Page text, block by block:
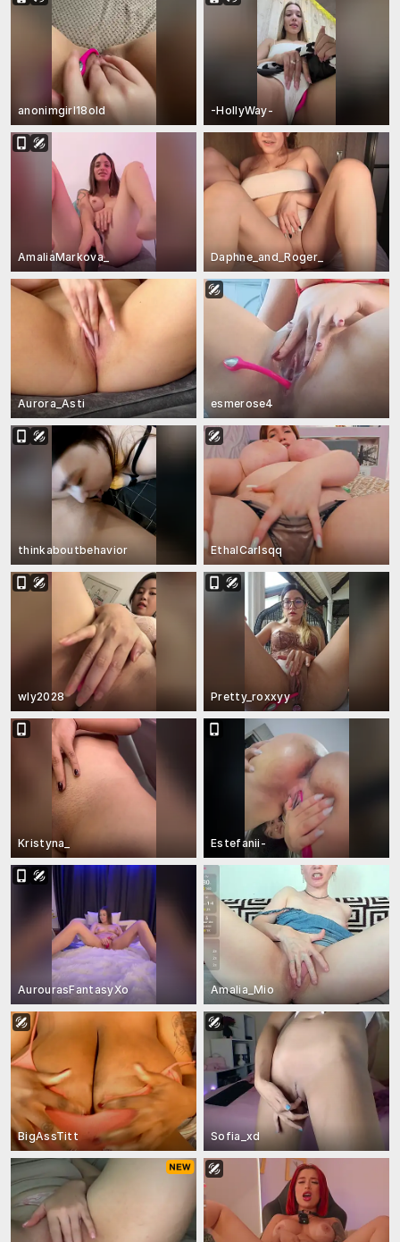
anonimgirl18old -HollyWay-
AmaliaMarkova_ Daphne_and_Roger_
Aurora_Asti esmerose4
thinkaboutbehavior EthalCarlsqq
wly2028 Pretty_roxxyy
Kristyna_ Estefanii-
AurourasFantasyXo Amalia_Mio
BigAssTitt Sofia_xd